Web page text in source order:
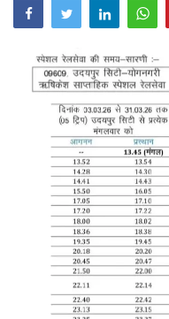
देश
ज्योतिष
Contact
फेक न्यूज एक्सपोज
टेक & ऑटो